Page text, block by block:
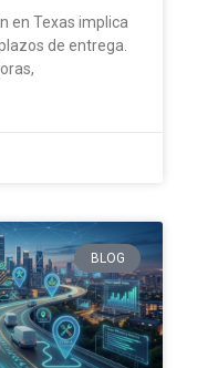
en Texas implica
de entrega.
BLOG